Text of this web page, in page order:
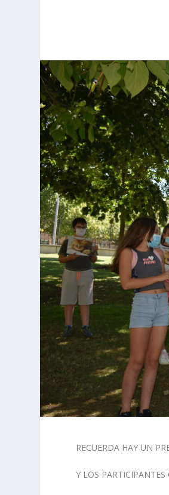
RECUERDA HAY UN
Y LOS